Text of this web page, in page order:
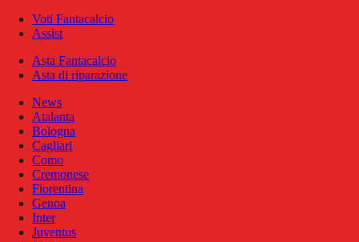
Voti Fantacalcio
Assist
Asta Fantacalcio
Asta di riparazione
News
Atalanta
Bologna
Cagliari
Como
Cremonese
Fiorentina
Genoa
Inter
Juventus